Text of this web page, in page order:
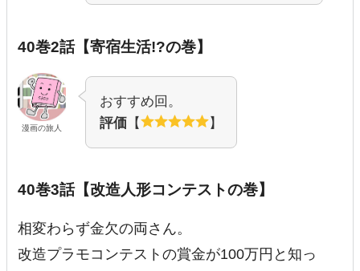
40巻2話【寄宿生活!?の巻】
漫画の旅人
おすすめ回。
評価 【 】
40巻3話【改造人形コンテストの巻】
相変わらず金欠の両さん。
改造プラモコンテストの賞金が100万円と知っ